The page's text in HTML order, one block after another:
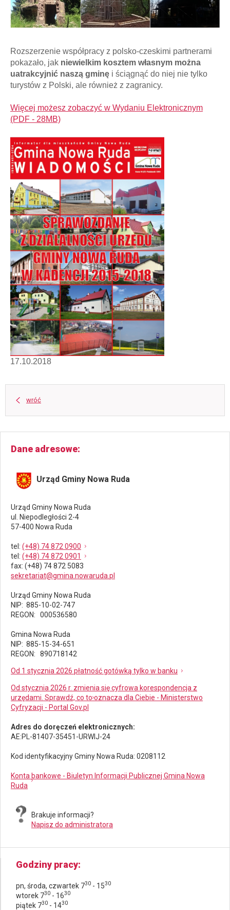
Rozszerzenie współpracy z polsko-czeskimi partnerami
pokazało, jak niewielkim kosztem własnym można
uatrakcyjnić naszą gminę i ściągnąć do niej nie tylko
turystów z Polski, ale również z zagranicy.
Więcej możesz zobaczyć w Wydaniu Elektronicznym
(PDF - 28MB)
17.10.2018
wróć
Dane adresowe
Urząd Gminy Nowa Ruda
Urząd Gminy Nowa Ruda
ul. Niepodległości 2-4
57-400 Nowa Ruda
tel: (+48) 74 872 0900
tel: (+48) 74 872 0901
fax: (+48) 74 872 5083
sekretariat@gmina.nowaruda.pl
Urząd Gminy Nowa Ruda
NIP: 885-10-02-747
REGON: 000536580
Gmina Nowa Ruda
NIP: 885-15-34-651
REGON: 890718142
Od 1 stycznia 2026 płatność gotówką tylko w banku
Od stycznia 2026 r. zmienia się cyfrowa korespondencja z
urzędami. Sprawdź, co to oznacza dla Ciebie - Ministerstwo
Cyfryzacji - Portal Gov.pl
Adres do doręczeń elektronicznych:
AE:PL-81407-35451-URWIJ-24
Kod identyfikacyjny Gminy Nowa Ruda: 0208112
Konta bankowe - Biuletyn Informacji Publicznej Gmina Nowa
Ruda
Brakuje informacji?
Napisz do administratora
Godziny pracy
pn, środa, czwartek 730 - 1530
wtorek 730 - 1630
piątek 730 - 1430